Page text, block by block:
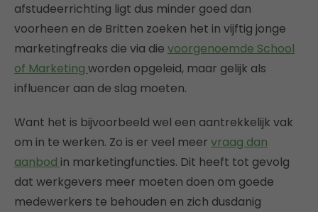
afstudeerrichting ligt dus minder goed dan
voorheen en de Britten zoeken het in vijftig jonge
marketingfreaks die via die voorgenoemde School
of Marketing worden opgeleid, maar gelijk als
influencer aan de slag moeten.
Want het is bijvoorbeeld wel een aantrekkelijk vak
om in te werken. Zo is er veel meer vraag dan
aanbod in marketingfuncties. Dit heeft tot gevolg
dat werkgevers meer moeten doen om goede
medewerkers te behouden en zich dusdanig